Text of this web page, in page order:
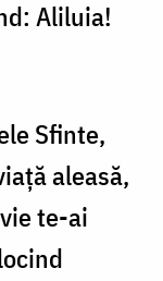
Aliluia!
Sfinte,
aleasă,
te-ai